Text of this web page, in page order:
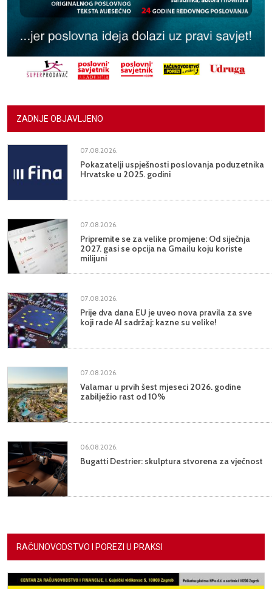
ZADNJE OBJAVLJENO
07.08.2026.
Pokazatelji uspješnosti poslovanja poduzetnika
Hrvatske u 2025. godini
07.08.2026.
Pripremite se za velike promjene: Od siječnja
2027. gasi se opcija na Gmailu koju koriste
milijuni
07.08.2026.
Prije dva dana EU je uveo nova pravila za sve
koji rade AI sadržaj: kazne su velike!
07.08.2026.
Valamar u prvih šest mjeseci 2026. godine
zabilježio rast od 10%
06.08.2026.
Bugatti Destrier: skulptura stvorena za vječnost
RAČUNOVODSTVO I POREZI U PRAKSI